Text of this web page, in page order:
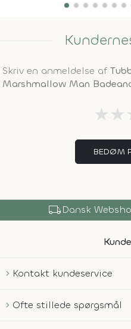
Skriv en anmeldelse af
Marshmallow Man
★ ★
BEDØM
local_shippingDansk
Kontakt kundeservice
Ofte stillede spørgsmål